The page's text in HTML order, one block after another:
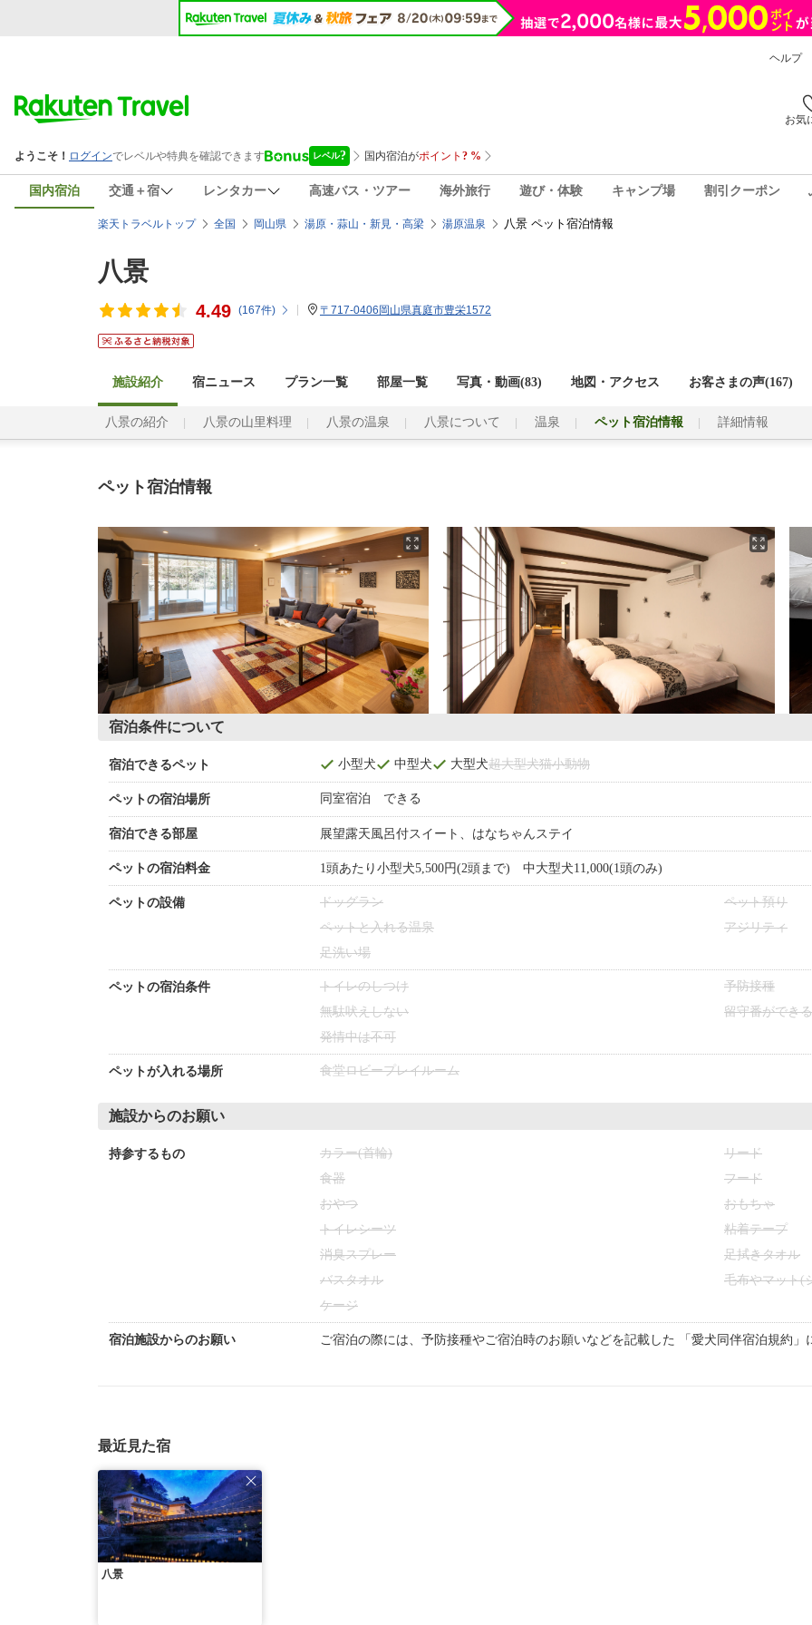
ヘルプ
お気
国内宿泊 交通＋宿 レンタカー 高速バス・ツアー 海外旅行 遊び・体験 キャンプ場 割引クーポン
楽天トラベルトップ 全国 岡山県 湯原・蒜山・新見・高梁 湯原温泉 八景 ペット宿泊情報
八景
4.49 (167件) 〒717-0406岡山県真庭市豊栄1572
施設紹介 宿ニュース プラン一覧 部屋一覧 写真・動画(83) 地図・アクセス お客さまの声(167)
八景の紹介 八景の山里料理 八景の温泉 八景について 温泉 ペット宿泊情報 詳細情報
ペット宿泊情報
宿泊条件について
宿泊できるペット 小型犬 中型犬 大型犬超大型犬猫小動物
ペットの宿泊場所 同室宿泊 できる
宿泊できる部屋 展望露天風呂付スイート、はなちゃんステイ
ペットの宿泊料金 1頭あたり小型犬5,500円(2頭まで) 中大型犬11,000(1頭のみ)
ペットの設備 ドッグラン
ペット預り
ペットと入れる温泉
アジリティ
足洗い場
ペットの宿泊条件 トイレのしつけ
予防接種
無駄吠えしない
留守番ができる
発情中は不可
ペットが入れる場所 食堂ロビープレイルーム
施設からのお願い
持参するもの カラー(首輪)
リード
食器
フード
おやつ
おもちゃ
トイレシーツ
粘着テープ
消臭スプレー
足拭きタオル
バスタオル
毛布やマット(
ケージ
宿泊施設からのお願い ご宿泊の際には、予防接種やご宿泊時のお願いなどを記載した 「愛犬同伴宿泊規約
最近見た宿
八景